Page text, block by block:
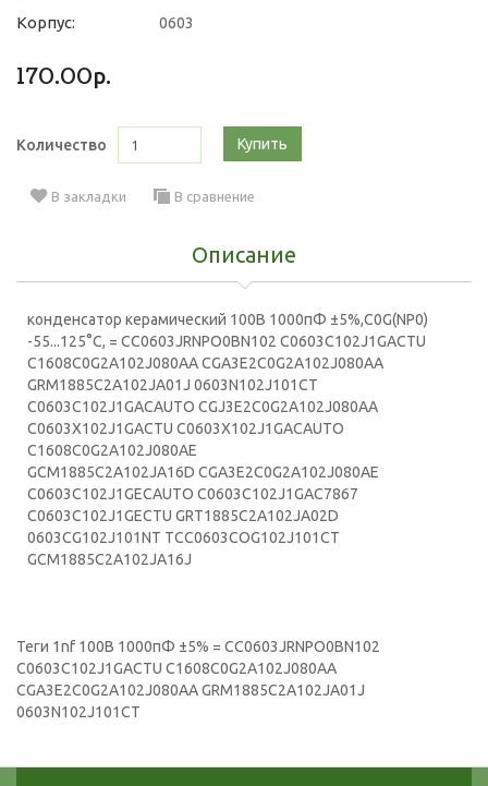
Корпус: 0603
170.00р.
Количество Купить
В закладки В сравнение
Описание
конденсатор керамический 100В 1000пФ ±5%,C0G(NP0)
-55...125°C, = CC0603JRNPO0BN102 C0603C102J1GACTU
C1608C0G2A102J080AA CGA3E2C0G2A102J080AA
GRM1885C2A102JA01J 0603N102J101CT
C0603C102J1GACAUTO CGJ3E2C0G2A102J080AA
C0603X102J1GACTU C0603X102J1GACAUTO
C1608C0G2A102J080AE
GCM1885C2A102JA16D CGA3E2C0G2A102J080AE
C0603C102J1GECAUTO C0603C102J1GAC7867
C0603C102J1GECTU GRT1885C2A102JA02D
0603CG102J101NT TCC0603COG102J101CT
GCM1885C2A102JA16J
Теги 1nf 100В 1000пФ ±5% = CC0603JRNPO0BN102
C0603C102J1GACTU C1608C0G2A102J080AA
CGA3E2C0G2A102J080AA GRM1885C2A102JA01J
0603N102J101CT